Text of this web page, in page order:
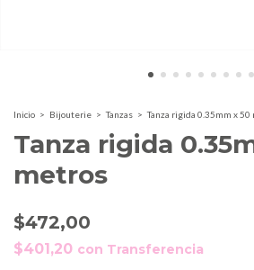
Inicio > Bijouterie > Tanzas > Tanza rigida 0.35mm x 50
Tanza rigida
metros
$472,00
$401,20 con Transferencia